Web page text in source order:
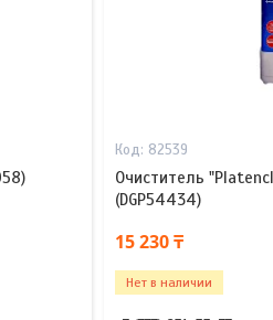
82539
Очиститель
(DGP54434)
15 230 ₸
Нет в наличии